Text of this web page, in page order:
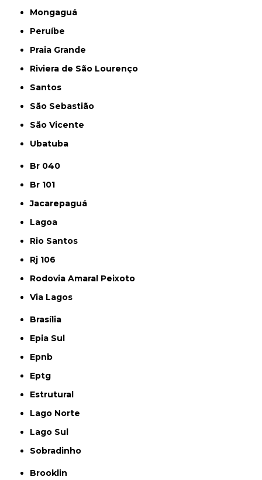
Mongaguá
Peruíbe
Praia Grande
Riviera de São Lourenço
Santos
São Sebastião
São Vicente
Ubatuba
Br 040
Br 101
Jacarepaguá
Lagoa
Rio Santos
Rj 106
Rodovia Amaral Peixoto
Via Lagos
Brasília
Epia Sul
Epnb
Eptg
Estrutural
Lago Norte
Lago Sul
Sobradinho
Brooklin